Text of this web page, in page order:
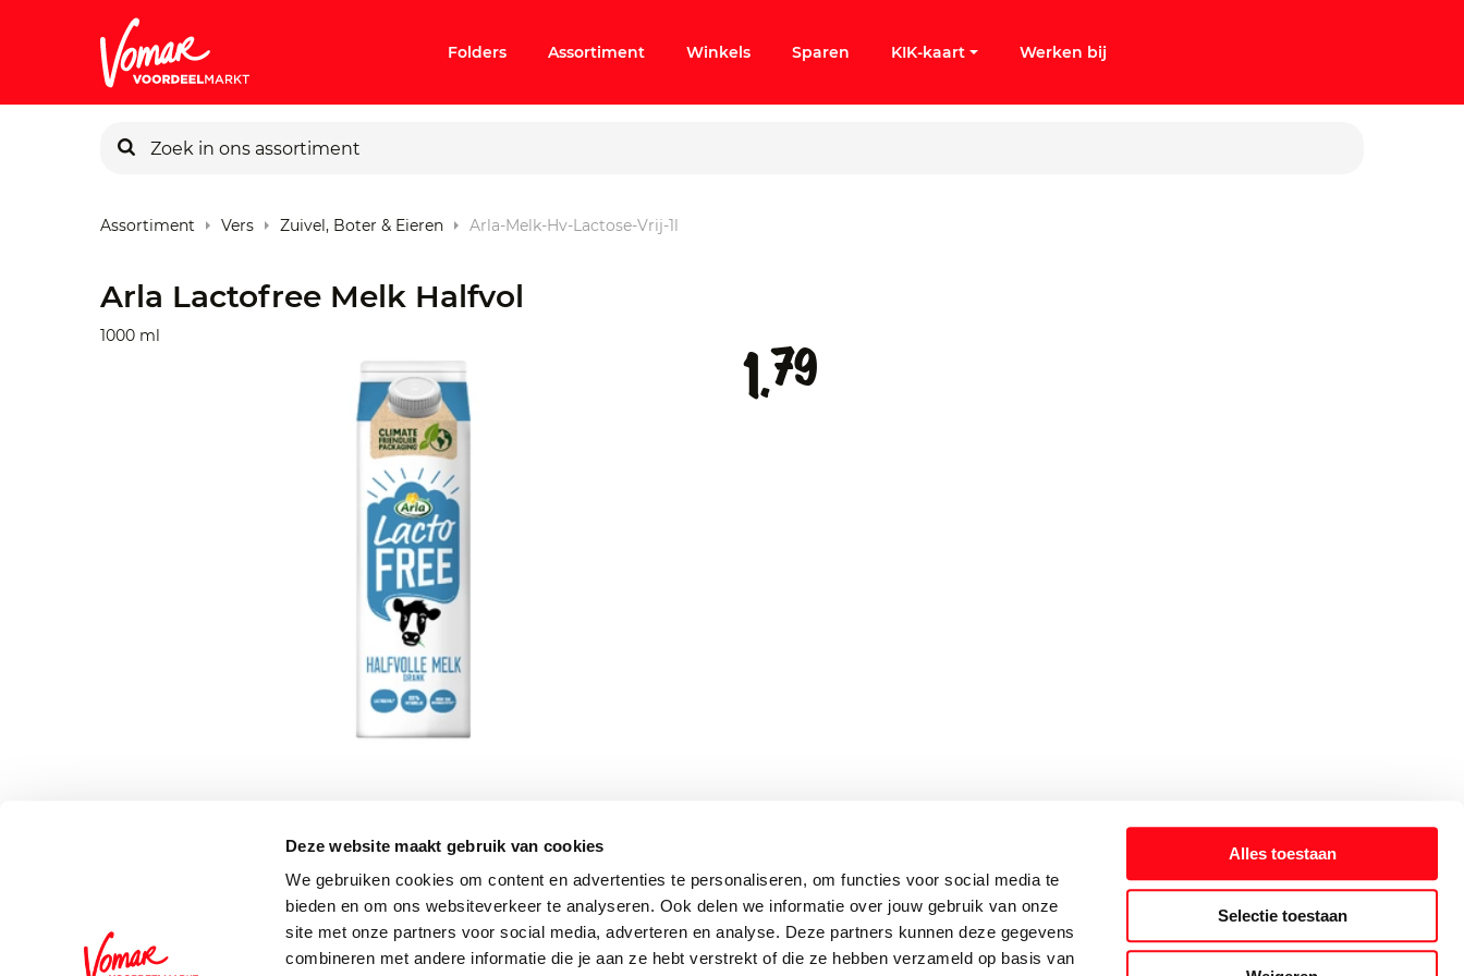
Deze website maakt gebruik van cookies
We gebruiken cookies om content en advertenties te personaliseren, om functies voor social media te
bieden en om ons websiteverkeer te analyseren. Ook delen we informatie over jouw gebruik van onze
site met onze partners voor social media, adverteren en analyse. Deze partners kunnen deze gegevens
combineren met andere informatie die je aan ze hebt verstrekt of die ze hebben verzameld op basis van
Alles toestaan
Selectie toestaan
Pincode vergeten
Folders Assortiment Winkels Sparen KIK-kaart Werken bij
Assortiment Vers Zuivel, Boter & Eieren Arla-Melk-Hv-Lactose-Vrij-1l
Arla Lactofree Melk Halfvol
1000 ml
1.79
Schrijf je in voor de Vomar nieuwsbrief